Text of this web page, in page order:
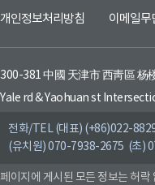
개인정보처리방침 이메일무
300-381 中國 天津市 西靑區 杨
Yale rd & Yaohuan st
전화/TEL (대표) (+86)022-
(유치원) 070-7938-2675 (초)
페이지에 게시된 모든 정보는 허락